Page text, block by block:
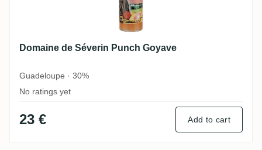
Domaine de Séverin Punch Goyave
Guadeloupe · 30%
No ratings yet
23 € Add to cart